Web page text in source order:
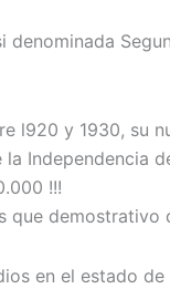
denominada
l920 y 1930, su
Independencia
!!!
que
en el estado